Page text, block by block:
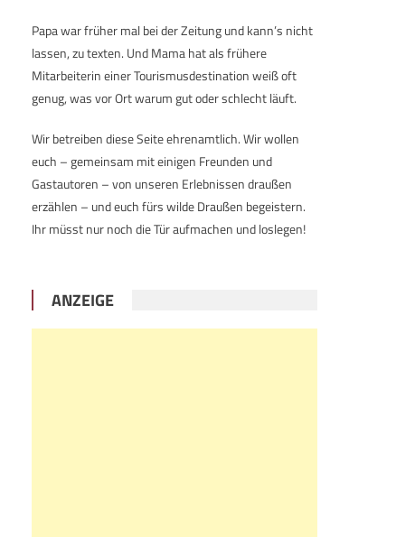
Papa war früher mal bei der Zeitung und kann’s nicht
lassen, zu texten. Und Mama hat als frühere
Mitarbeiterin einer Tourismusdestination weiß oft
genug, was vor Ort warum gut oder schlecht läuft.
Wir betreiben diese Seite ehrenamtlich. Wir wollen
euch – gemeinsam mit einigen Freunden und
Gastautoren – von unseren Erlebnissen draußen
erzählen – und euch fürs wilde Draußen begeistern.
Ihr müsst nur noch die Tür aufmachen und loslegen!
ANZEIGE